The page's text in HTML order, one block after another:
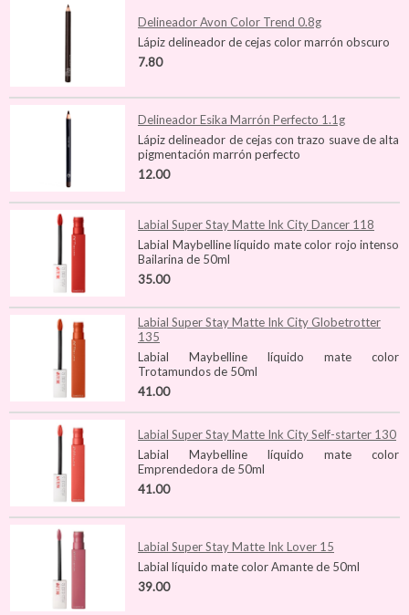
Delineador Avon Color Trend 0.8g
Lápiz delineador de cejas color marrón obscuro
7.80
Delineador Esika Marrón Perfecto 1.1g
Lápiz delineador de cejas con trazo suave de alta
pigmentación marrón perfecto
12.00
Labial Super Stay Matte Ink City Dancer 118
Labial Maybelline líquido mate color rojo intenso
Bailarina de 50ml
35.00
Labial Super Stay Matte Ink City Globetrotter
135
Labial Maybelline líquido mate color
Trotamundos de 50ml
41.00
Labial Super Stay Matte Ink City Self-starter 130
Labial Maybelline líquido mate color
Emprendedora de 50ml
41.00
Labial Super Stay Matte Ink Lover 15
Labial líquido mate color Amante de 50ml
39.00